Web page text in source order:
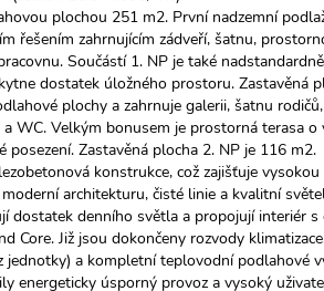
plochou 251 m2. První nadzemní
řešením zahrnujícím zádveří, šatnu,
Součástí 1. NP je také
dostatek úložného prostoru. Zastavěná
plochy a zahrnuje galerii, šatnu
WC. Velkým bonusem je prostorná terasa
Zastavěná plocha 2. NP je 116 m2.
konstrukce, což zajišťuje
architekturu, čisté linie a kvalitní
dostatek denního světla a propojují interiér s
Core. Již jsou dokončeny rozvody
jednotky) a kompletní teplovodní podlahové
energeticky úsporný provoz a vysoký